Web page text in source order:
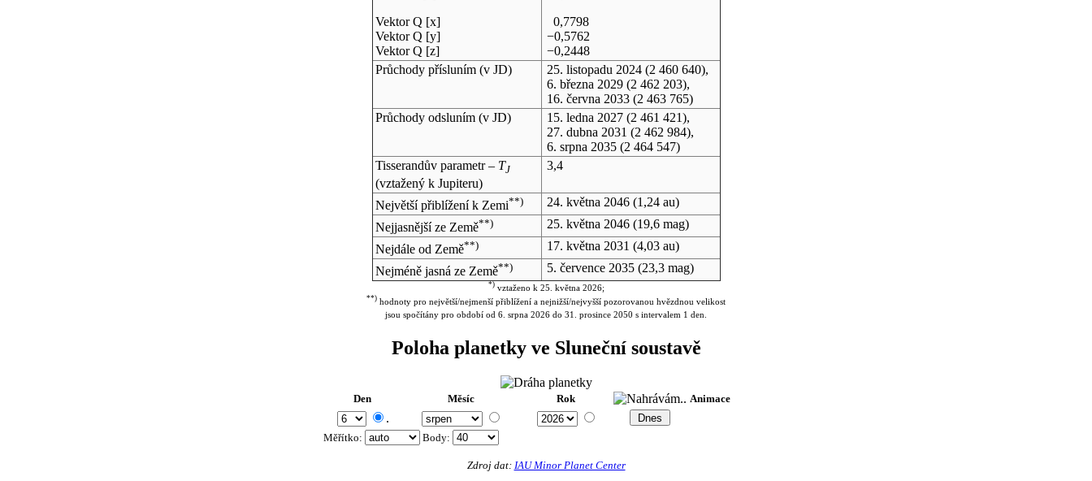
Vektor Q [x]
Vektor Q [y]
Vektor Q [z]
0,7798
−0,5762
−0,2448
Průchody přísluním (v JD) 25. listopadu 2024(2 460 640),
6. března 2029(2 462 203),
16. června 2033(2 463 765)
Průchody odsluním (v JD) 15. ledna 2027(2 461 421),
27. dubna 2031 (2 462 984),
6. srpna 2035(2 464 547)
Tisserandův parametr – TJ
(vztažený k Jupiteru)
3,4
Největší přiblížení k Zemi**) 24. května 2046(1,24 au)
Nejjasnější ze Země**) 25. května 2046(19,6 mag)
Nejdále od Země**) 17. května 2031 (4,03 au)
Nejméně jasná ze Země**) 5. července 2035(23,3 mag)
*)vztaženo k 25. května 2026;
**) hodnoty pro největší/nejmenší přiblížení a nejnižší/nejvyšší pozorovanou hvězdnou velikost
jsou spočítány pro období od 6. srpna 2026 do 31. prosince 2050 s intervalem 1 den.
Poloha planetky ve Sluneční soustavě
Den Měsíc Rok Animace
.
Měřítko: Body:
Zdroj dat: IAU Minor Planet Center